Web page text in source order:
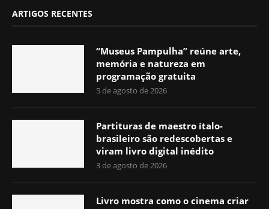
ARTIGOS RECENTES
“Museus Pampulha” reúne arte,
memória e natureza em
programação gratuita
5 de agosto de 2026
Partituras de maestro ítalo-
brasileiro são redescobertas e
viram livro digital inédito
3 de agosto de 2026
Livro mostra como o cinema criar